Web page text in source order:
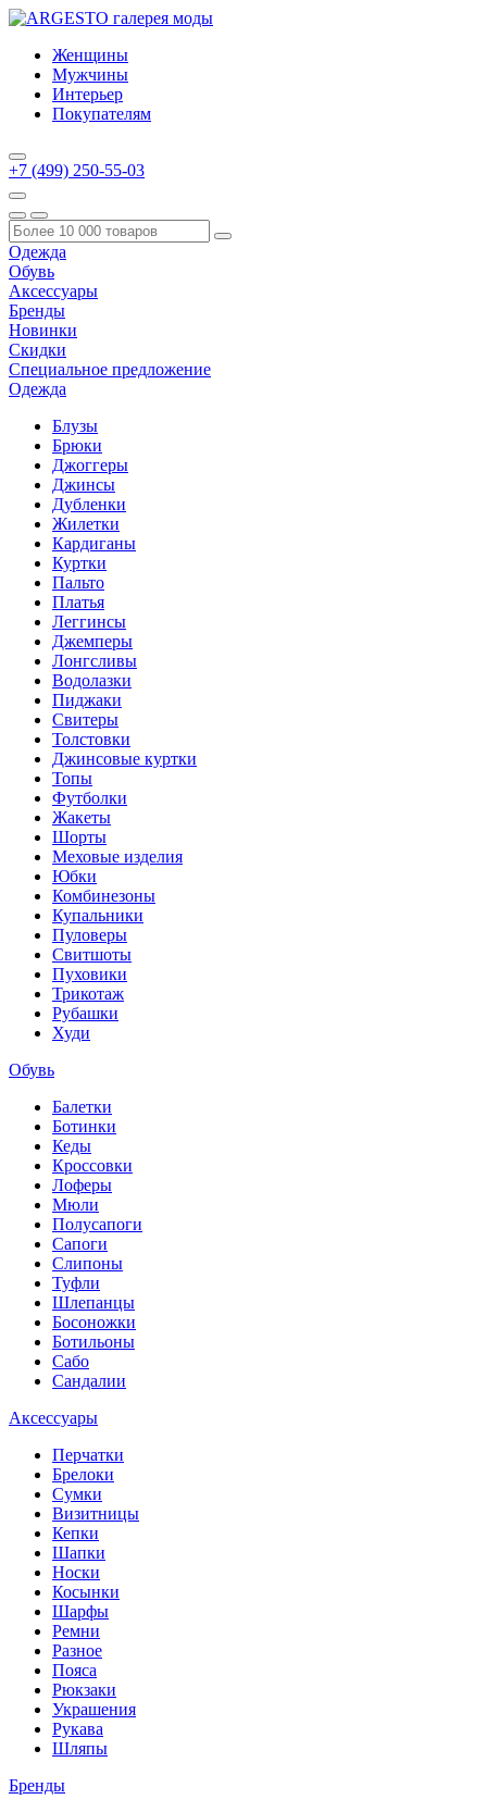
Женщины
Мужчины
Интерьер
Покупателям
+7 (499) 250-55-03
Одежда
Обувь
Аксессуары
Бренды
Новинки
Скидки
Специальное предложение
Одежда
Блузы
Брюки
Джоггеры
Джинсы
Дубленки
Жилетки
Кардиганы
Куртки
Пальто
Платья
Леггинсы
Джемперы
Лонгсливы
Водолазки
Пиджаки
Свитеры
Толстовки
Джинсовые куртки
Топы
Футболки
Жакеты
Шорты
Меховые изделия
Юбки
Комбинезоны
Купальники
Пуловеры
Свитшоты
Пуховики
Трикотаж
Рубашки
Худи
Обувь
Балетки
Ботинки
Кеды
Кроссовки
Лоферы
Мюли
Полусапоги
Сапоги
Слипоны
Туфли
Шлепанцы
Босоножки
Ботильоны
Сабо
Сандалии
Аксессуары
Перчатки
Брелоки
Сумки
Визитницы
Кепки
Шапки
Носки
Косынки
Шарфы
Ремни
Разное
Пояса
Рюкзаки
Украшения
Рукава
Шляпы
Бренды